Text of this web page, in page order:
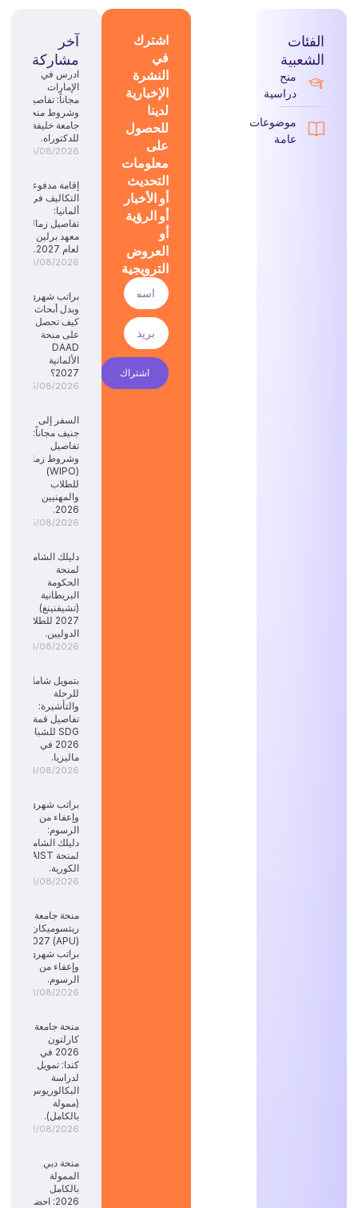
الفئات
الشعبية
منح
دراسية
موضوعات
عامة
اشترك
في
النشرة
الإخبارية
لدينا
للحصول
على
معلومات
التحديث
أو الأخبار
أو الرؤية
أو
العروض
الترويجية
اشتراك
آخر
مشاركة
ادرس في
الإمارات
مجاناً: تفاصيل
وشروط منحة
جامعة خليفة
للدكتوراه.
06/08/2026
إقامة مدفوعة
التكاليف في
ألمانيا:
تفاصيل زمالة
معهد برلين
لعام 2027.
06/08/2026
براتب شهري
وبدل أبحاث:
كيف تحصل
على منحة
DAAD
الألمانية
2027؟
05/08/2026
السفر إلى
جنيف مجاناً:
تفاصيل
وشروط زمالة
(WIPO)
للطلاب
والمهنيين
2026.
05/08/2026
دليلك الشامل
لمنحة
الحكومة
البريطانية
(تشيفنينغ)
2027 للطلاب
الدوليين.
04/08/2026
بتمويل شامل
للرحلة
والتأشيرة:
تفاصيل قمة
SDG للشباب
2026 في
ماليزيا.
04/08/2026
براتب شهري
وإعفاء من
الرسوم:
دليلك الشامل
لمنحة KAIST
الكورية.
03/08/2026
منحة جامعة
ريتسوميكان
براتب شهري
وإعفاء من
الرسوم.
03/08/2026
منحة جامعة
كارلتون
2026 في
كندا: تمويل
لدراسة
البكالوريوس
(ممولة
بالكامل).
02/08/2026
منحة دبي
الممولة
بالكامل
2026: احضر